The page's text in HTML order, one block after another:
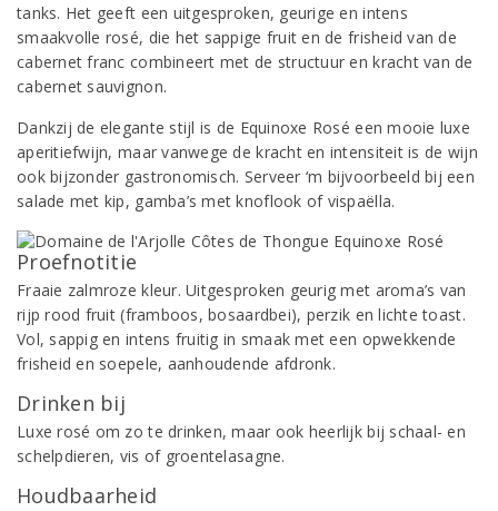
tanks. Het geeft een uitgesproken, geurige en intens
smaakvolle rosé, die het sappige fruit en de frisheid van de
cabernet franc combineert met de structuur en kracht van de
cabernet sauvignon.
Dankzij de elegante stijl is de Equinoxe Rosé een mooie luxe
aperitiefwijn, maar vanwege de kracht en intensiteit is de wijn
ook bijzonder gastronomisch. Serveer ‘m bijvoorbeeld bij een
salade met kip, gamba’s met knoflook of vispaëlla.
Proefnotitie
Fraaie zalmroze kleur. Uitgesproken geurig met aroma’s van
rijp rood fruit (framboos, bosaardbei), perzik en lichte toast.
Vol, sappig en intens fruitig in smaak met een opwekkende
frisheid en soepele, aanhoudende afdronk.
Drinken bij
Luxe rosé om zo te drinken, maar ook heerlijk bij schaal- en
schelpdieren, vis of groentelasagne.
Houdbaarheid